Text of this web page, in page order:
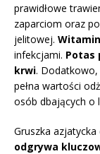
prawidłowe
zaparciom oraz
jelitowej.
infekcjami. Potas
krwi.
pełna wartości
osób dbających o
Gruszka
odgrywa